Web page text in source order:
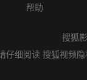
帮助
搜狐
仔细阅读 搜狐视频隐